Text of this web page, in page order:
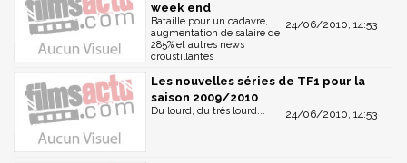
week end
24/06/2010, 14:53
Bataille pour un cadavre,
augmentation de salaire de
285% et autres news
croustillantes
Les nouvelles séries de TF1 pour la
saison 2009/2010
24/06/2010, 14:53
Du lourd, du très lourd...